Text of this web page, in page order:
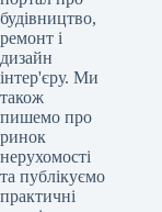
будівництво,
ремонт і
дизайн
інтер'єру. Ми
також
пишемо про
ринок
нерухомості
та публікуємо
практичні